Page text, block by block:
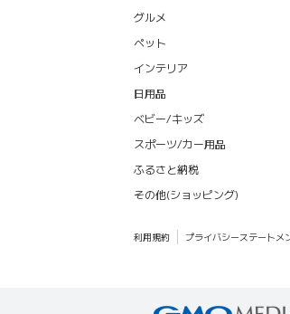
グルメ
ペット
インテリア
日用品
ベビー/キッズ
スポーツ/カー用品
ふるさと納税
その他(ショッピング)
利用規約 プライバシーステートメ